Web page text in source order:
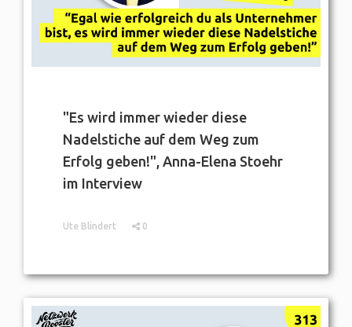
"Es wird immer wieder diese
Nadelstiche auf dem Weg zum
Erfolg geben!", Anna-Elena Stoehr
im Interview
Ute Blindert 0